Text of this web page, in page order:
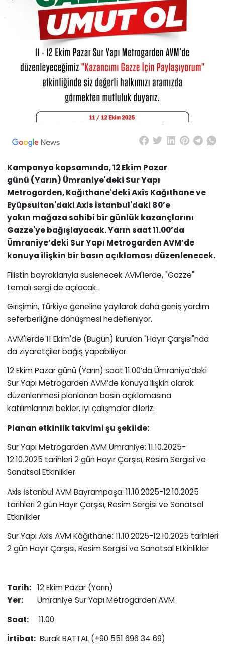
Kampanya kapsamında,12 Ekim Pazar
günü (Yarın) Ümraniye'deki Sur Yapı
Metrogarden, Kağıthane'deki Axis Kağıthane ve
Eyüpsultan'daki Axis İstanbul'daki 80’e
yakın mağazasahibi bir günlükkazançlarını
Gazze'ye bağışlayacak.Yarın saat 11.00’da
Ümraniye’deki Sur Yapı Metrogarden AVM’de
konuya ilişkin bir basın açıklaması düzenlenecek.
Filistin bayraklarıyla süslenecek AVM'lerde, "Gazze"
temalı sergi de açılacak.
Girişimin, Türkiye geneline yayılarak daha geniş yardım
seferberliğine dönüşmesi hedefleniyor.
AVM'lerde 11 Ekim'de (Bugün) kurulan "Hayır Çarşısı"nda
da ziyaretçiler bağış yapabiliyor.
12 Ekim Pazar günü (Yarın) saat 11.00’da Ümraniye’deki
Sur Yapı Metrogarden AVM’de konuya ilişkin olarak
düzenlenmesi planlanan basın açıklamasına
katılımlarınızı bekler, iyi çalışmalar dileriz.
Planan etkinlik takvimi şu şekilde:
Sur Yapı Metrogarden AVM Ümraniye: 11.10.2025-
12.10.2025 tarihleri 2 gün Hayır Çarşısı, Resim Sergisi ve
Sanatsal Etkinlikler
Axis İstanbul AVM Bayrampaşa: 11.10.2025-12.10.2025
tarihleri 2 gün Hayır Çarşısı, Resim Sergisi ve Sanatsal
Etkinlikler
Sur Yapı Axis AVM Kâğıthane: 11.10.2025-12.10.2025 tarihleri
2 gün Hayır Çarşısı, Resim Sergisi ve Sanatsal Etkinlikler
Tarih:12 Ekim Pazar (Yarın)
Yer:Ümraniye Sur Yapı Metrogarden AVM
Saat:11.00
İrtibat:Burak BATTAL (+90 551 696 34 69)